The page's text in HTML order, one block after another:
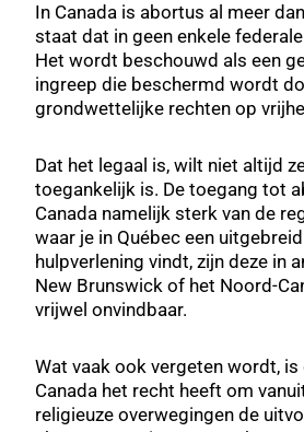
In Canada is abortus al meer
staat dat in geen enkele
Het wordt beschouwd als een
ingreep die beschermd wordt
grondwettelijke rechten op
Dat het legaal is, wilt niet altijd
toegankelijk is. De toegang tot
Canada namelijk sterk van de
waar je in Québec een
hulpverlening vindt, zijn deze in
New Brunswick of het Noord-
vrijwel onvindbaar.
Wat vaak ook vergeten wordt,
Canada het recht heeft om
religieuze overwegingen de